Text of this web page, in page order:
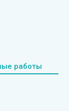
работы